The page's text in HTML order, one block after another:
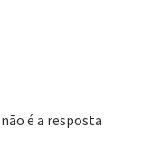
é a resposta